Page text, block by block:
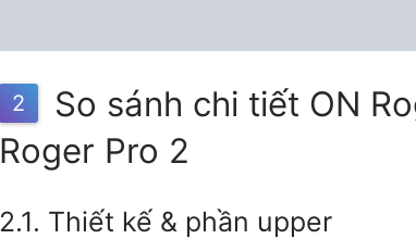
2
So sánh chi tiết ON
Roger Pro 2
2.1. Thiết kế & phần upper